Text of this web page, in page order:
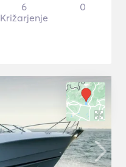
6
Križarjenje
0